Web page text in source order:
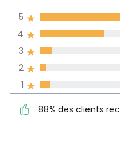
4
51
2
3
4
5
88% des clients